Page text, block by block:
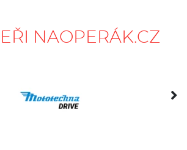
NAOPERÁK.CZ